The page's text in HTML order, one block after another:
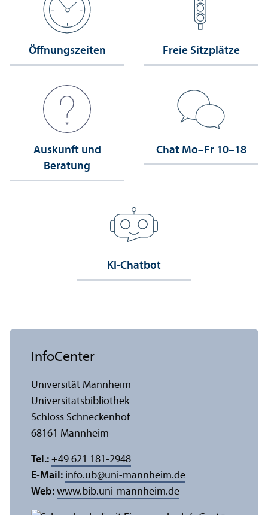
Öffnungs­zeiten Freie Sitzplätze
Auskunft und
Beratung
Chat Mo–Fr 10–18
KI-Chatbot
InfoCenter
Universität Mannheim
Universitäts­bibliothek
Schloss Schneckenhof
68161 Mannheim
Tel.: +49 621 181-2948
E-Mail: info.ub@uni-mannheim.de
Web: www.bib.uni-mannheim.de